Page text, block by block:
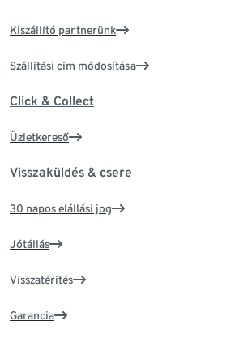
Kiszállító partnerünk
Szállítási cím módosítása
Click & Collect
Üzletkereső
Visszaküldés & csere
30 napos elállási jog
Jótállás
Visszatérítés
Garancia